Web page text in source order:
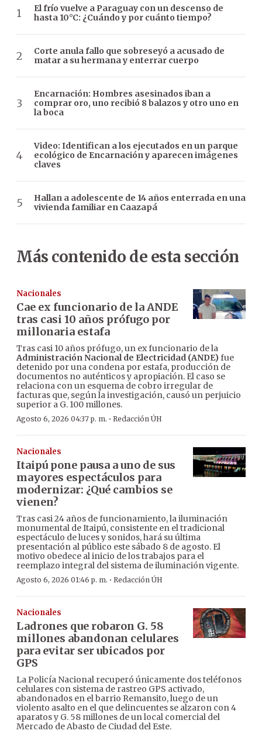
El frío vuelve a Paraguay con un descenso de
hasta 10°C: ¿Cuándo y por cuánto tiempo?
Corte anula fallo que sobreseyó a acusado de
matar a su hermana y enterrar cuerpo
Encarnación: Hombres asesinados iban a
comprar oro, uno recibió 8 balazos y otro uno en
la boca
Video: Identifican a los ejecutados en un parque
ecológico de Encarnación y aparecen imágenes
claves
Hallan a adolescente de 14 años enterrada en una
vivienda familiar en Caazapá
Más contenido de esta sección
Nacionales
Cae ex funcionario de la ANDE
tras casi 10 años prófugo por
millonaria estafa
Tras casi 10 años prófugo, un ex funcionario de la
Administración Nacional de Electricidad (ANDE)fue
detenido por una condena por estafa, producción de
documentos no auténticos y apropiación. El caso se
relaciona con un esquema de cobro irregular de
facturas que, según la investigación, causó un perjuicio
superior a G. 100 millones.
Agosto 6, 2026 04:37 p. m. · Redacción ÚH
Nacionales
Itaipú pone pausa a uno de sus
mayores espectáculos para
modernizar: ¿Qué cambios se
vienen?
Tras casi 24 años de funcionamiento, la iluminación
monumental de Itaipú, consistente en el tradicional
espectáculo de luces y sonidos, hará su última
presentación al público este sábado 8 de agosto. El
motivo obedece al inicio de los trabajos para el
reemplazo integral del sistema de iluminación vigente.
Agosto 6, 2026 01:46 p. m. · Redacción ÚH
Nacionales
Ladrones que robaron G. 58
millones abandonan celulares
para evitar ser ubicados por
GPS
La Policía Nacional recuperó únicamente dos teléfonos
celulares con sistema de rastreo GPS activado,
abandonados en el barrio Remansito, luego de un
violento asalto en el que delincuentes se alzaron con 4
aparatos y G. 58 millones de un local comercial del
Mercado de Abasto de Ciudad del Este.